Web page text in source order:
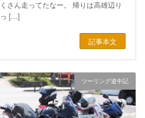
さん走ってたなー。 帰りは高雄辺り
っ […]
記事本文
ツーリング道中記